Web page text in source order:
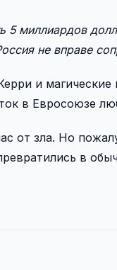
миллиардов
не вправе
и
в Евросоюзе
от зла. Но
в